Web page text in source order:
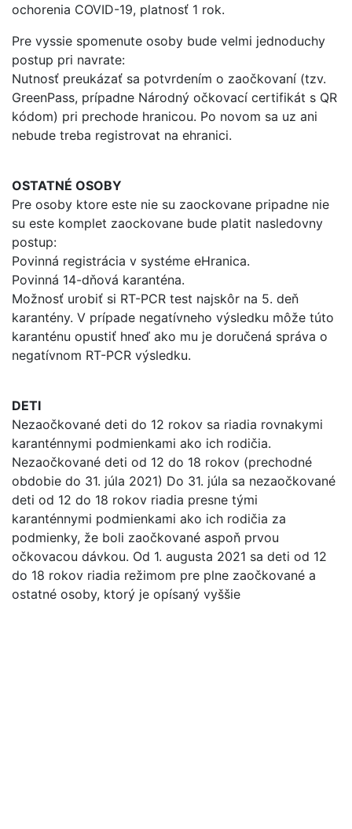
ochorenia COVID-19, platnosť 1 rok.
Pre vyssie spomenute osoby bude velmi jednoduchy
postup pri navrate:
Nutnosť preukázať sa potvrdením o zaočkovaní (tzv.
GreenPass, prípadne Národný očkovací certifikát s QR
kódom) pri prechode hranicou. Po novom sa uz ani
nebude treba registrovat na ehranici.
OSTATNÉ OSOBY
Pre osoby ktore este nie su zaockovane pripadne nie
su este komplet zaockovane bude platit nasledovny
postup:
Povinná registrácia v systéme eHranica.
Povinná 14-dňová karanténa.
Možnosť urobiť si RT-PCR test najskôr na 5. deň
karantény. V prípade negatívneho výsledku môže túto
karanténu opustiť hneď ako mu je doručená správa o
negatívnom RT-PCR výsledku.
DETI
Nezaočkované deti do 12 rokov sa riadia rovnakymi
karanténnymi podmienkami ako ich rodičia.
Nezaočkované deti od 12 do 18 rokov (prechodné
obdobie do 31. júla 2021) Do 31. júla sa nezaočkované
deti od 12 do 18 rokov riadia presne tými
karanténnymi podmienkami ako ich rodičia za
podmienky, že boli zaočkované aspoň prvou
očkovacou dávkou. Od 1. augusta 2021 sa deti od 12
do 18 rokov riadia režimom pre plne zaočkované a
ostatné osoby, ktorý je opísaný vyššie